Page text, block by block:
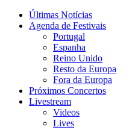
Últimas Notícias
Agenda de Festivais
Portugal
Espanha
Reino Unido
Resto da Europa
Fora da Europa
Próximos Concertos
Livestream
Videos
Lives